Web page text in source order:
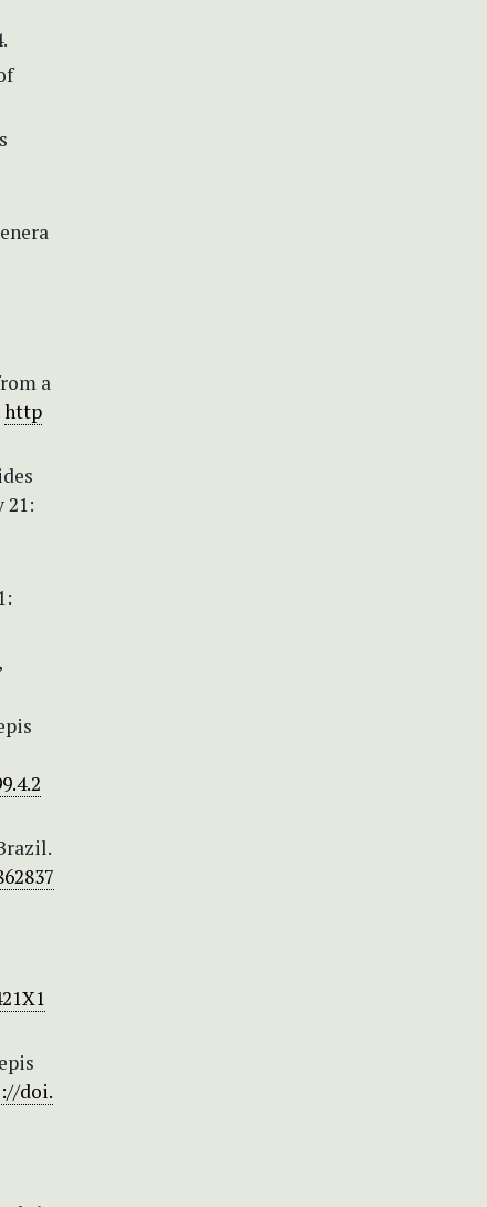
a
http
21:
doi.